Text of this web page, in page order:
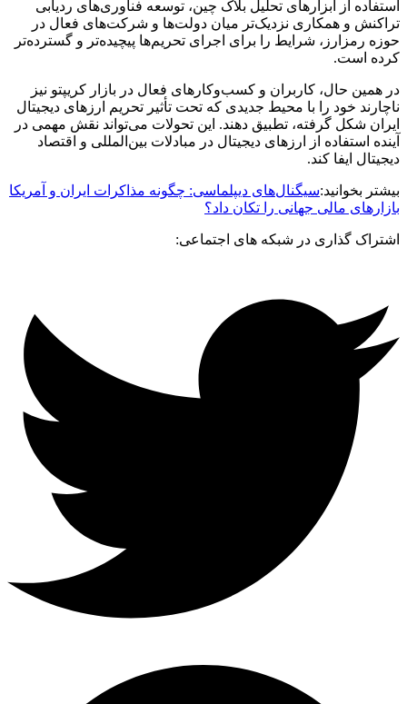
استفاده از ابزارهای تحلیل بلاک چین، توسعه فناوری‌های ردیابی
تراکنش و همکاری نزدیک‌تر میان دولت‌ها و شرکت‌های فعال در
حوزه رمزارز، شرایط را برای اجرای تحریم‌ها پیچیده‌تر و گسترده‌تر
کرده است.
در همین حال، کاربران و کسب‌وکارهای فعال در بازار کریپتو نیز
ناچارند خود را با محیط جدیدی که تحت تأثیر تحریم ارزهای دیجیتال
ایران شکل گرفته، تطبیق دهند. این تحولات می‌تواند نقش مهمی در
آینده استفاده از ارزهای دیجیتال در مبادلات بین‌المللی و اقتصاد
دیجیتال ایفا کند.
بیشتر بخوانید:سیگنال‌های دیپلماسی: چگونه مذاکرات ایران و آمریکا
بازارهای مالی جهانی را تکان داد؟
اشتراک گذاری در شبکه های اجتماعی: